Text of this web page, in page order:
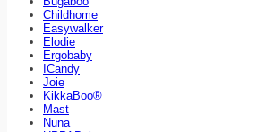
Childhome
Easywalker
Elodie
Ergobaby
ICandy
Joie
KikkaBoo®
Mast
Nuna